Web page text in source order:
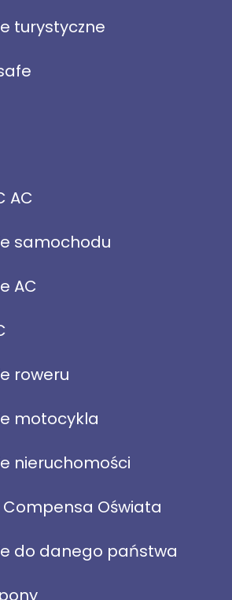
turystyczne
AC
samochodu
AC
roweru
motocykla
nieruchomości
Compensa Oświata
do danego państwa